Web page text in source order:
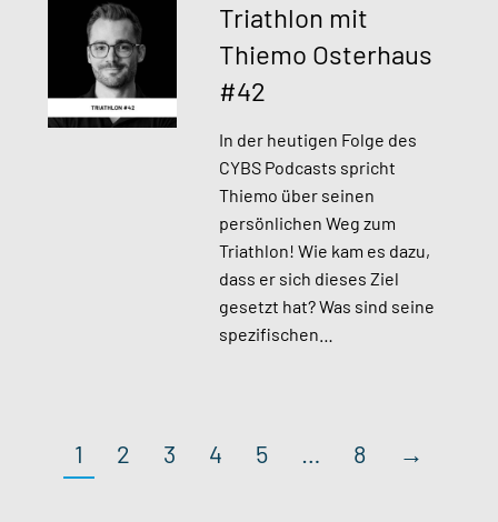
Triathlon mit
Thiemo Osterhaus
#42
In der heutigen Folge des
CYBS Podcasts spricht
Thiemo über seinen
persönlichen Weg zum
Triathlon! Wie kam es dazu,
dass er sich dieses Ziel
gesetzt hat? Was sind seine
spezifischen…
1 2 3 4 5 … 8 →